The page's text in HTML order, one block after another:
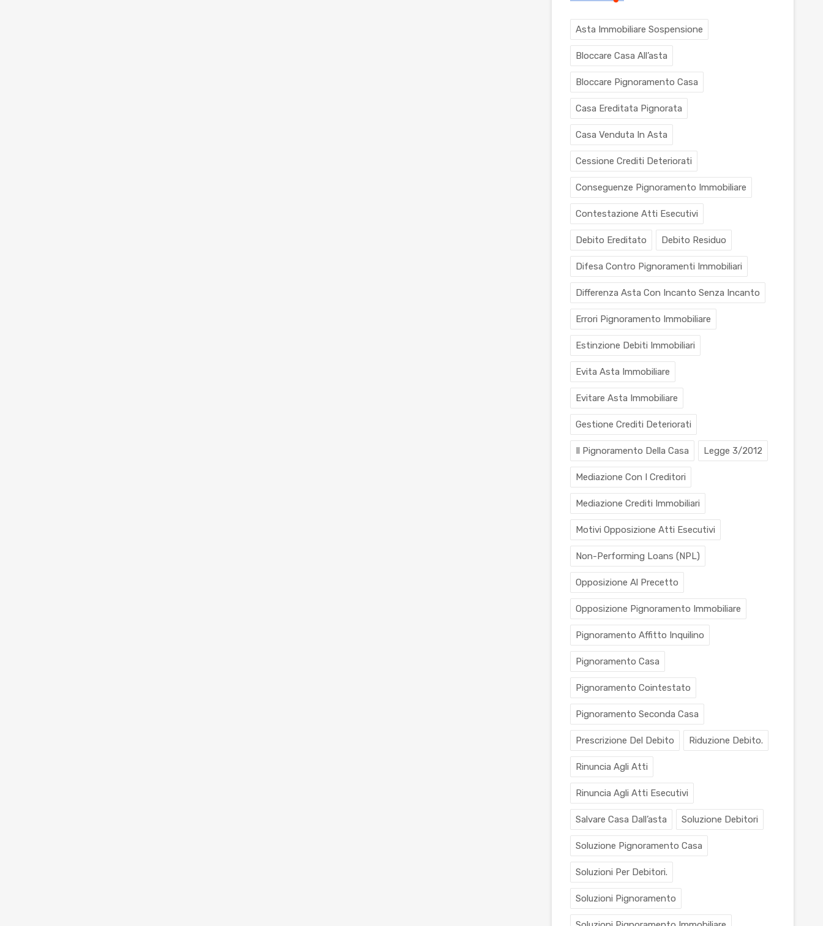
Asta Immobiliare Sospensione
Bloccare Casa All’asta
Bloccare Pignoramento Casa
Casa Ereditata Pignorata
Casa Venduta In Asta
Cessione Crediti Deteriorati
Conseguenze Pignoramento Immobiliare
Contestazione Atti Esecutivi
Debito Ereditato Debito Residuo
Difesa Contro Pignoramenti Immobiliari
Differenza Asta Con Incanto Senza Incanto
Errori Pignoramento Immobiliare
Estinzione Debiti Immobiliari
Evita Asta Immobiliare
Evitare Asta Immobiliare
Gestione Crediti Deteriorati
Il Pignoramento Della Casa Legge 3/2012
Mediazione Con I Creditori
Mediazione Crediti Immobiliari
Motivi Opposizione Atti Esecutivi
Non-Performing Loans (NPL)
Opposizione Al Precetto
Opposizione Pignoramento Immobiliare
Pignoramento Affitto Inquilino
Pignoramento Casa
Pignoramento Cointestato
Pignoramento Seconda Casa
Prescrizione Del Debito Riduzione Debito.
Rinuncia Agli Atti
Rinuncia Agli Atti Esecutivi
Salvare Casa Dall’asta Soluzione Debitori
Soluzione Pignoramento Casa
Soluzioni Per Debitori.
Soluzioni Pignoramento